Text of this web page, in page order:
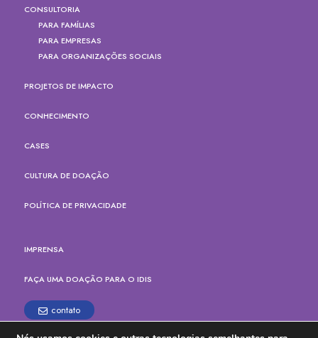
CONSULTORIA
PARA FAMÍLIAS
PARA EMPRESAS
PARA ORGANIZAÇÕES SOCIAIS
PROJETOS DE IMPACTO
CONHECIMENTO
CASES
CULTURA DE DOAÇÃO
POLÍTICA DE PRIVACIDADE
IMPRENSA
FAÇA UMA DOAÇÃO PARA O IDIS
contato